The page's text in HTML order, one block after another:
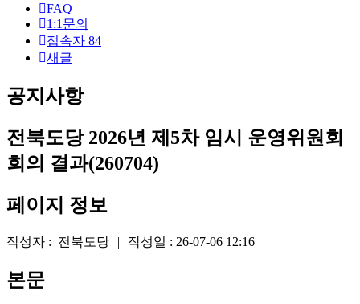
원
로
그
인
FAQ
1:1문의
접속자 84
새글
공지사항
전북도당 2026년 제5차 임시 운영위원회
회의 결과(260704)
페이지 정보
작성자 : 전북도당 | 작성일 : 26-07-06 12:16
본문